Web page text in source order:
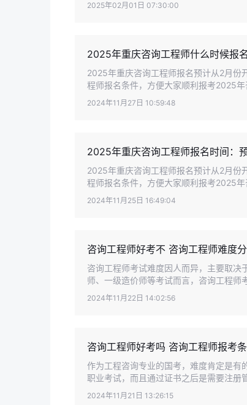
2025年02月01日 07:30:00
2025年重庆咨询工程师什么时候报
2025年重庆咨询工程师报名预计从2月份
程师报名条件，方便大家顺利报考2025
2024年11月27日 10:59:48
2025年重庆咨询工程师报名时间：
2025年重庆咨询工程师报名预计从2月份
程师报名条件，方便大家顺利报考2025
2024年11月25日 16:49:04
咨询工程师好考不 咨询工程师难度
咨询工程师考试难度因人而异，主要取
师、一级造价师等考试而言，咨询工程
2024年11月22日 14:02:56
咨询工程师好考吗 咨询工程师报考
作为工程咨询专业的国考，难度肯定是有
职业考试，而且通过证书之后是需要注
2024年11月21日 13:26:15